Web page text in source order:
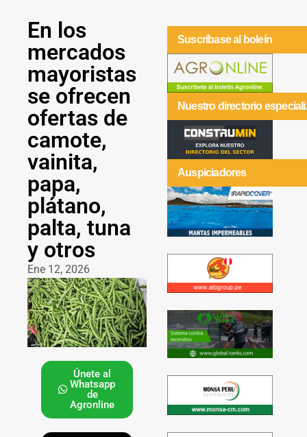
En los
mercados
mayoristas
se ofrecen
ofertas de
camote,
vainita,
papa,
plátano,
palta, tuna
y otros
Ene 12, 2026
Únete al
Whatsapp
de
Agronline
Suscríbase al boleín
Nuestro directorio
Auspiciadores